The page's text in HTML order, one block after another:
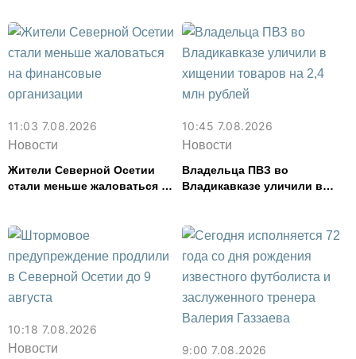
11:03 7.08.2026
Новости
Жители Северной Осетии
стали меньше жаловаться на
10:45 7.08.2026
Новости
Владельца ПВЗ во
Владикавказе уличили в
10:18 7.08.2026
Новости
9:00 7.08.2026